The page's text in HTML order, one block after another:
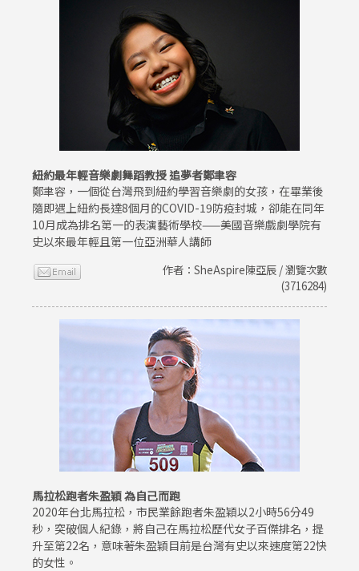
紐約最年輕音樂劇舞蹈教授 追夢者鄭聿容
鄭聿容，一個從台灣飛到紐約學習音樂劇的女孩，在畢業後
隨即遇上紐約長達8個月的COVID-19防疫封城，卻能在同年
10月成為排名第一的表演藝術學校——美國音樂戲劇學院有
史以來最年輕且第一位亞洲華人講師
作者：SheAspire陳亞辰 / 瀏覽次數
(3716284)
馬拉松跑者朱盈穎 為自己而跑
2020年台北馬拉松，市民業餘跑者朱盈穎以2小時56分49
秒，突破個人紀錄，將自己在馬拉松歷代女子百傑排名，提
升至第22名，意味著朱盈穎目前是台灣有史以來速度第22快
的女性。